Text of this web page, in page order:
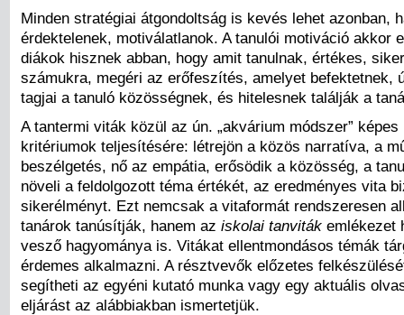
Minden stratégiai átgondoltság is kevés lehet azonban,
érdektelenek, motiválatlanok. A tanulói motiváció akkor
diákok hisznek abban, hogy amit tanulnak, értékes,
számukra, megéri az erőfeszítés, amelyet befektetnek,
tagjai a tanuló közösségnek, és hitelesnek találják a
A tantermi viták közül az ún. „akvárium módszer” képes
kritériumok teljesítésére: létrejön a közös narratíva, a
beszélgetés, nő az empátia, erősödik a közösség, a
növeli a feldolgozott téma értékét, az eredményes vita
sikerélményt. Ezt nemcsak a vitaformát rendszeresen
tanárok tanúsítják, hanem az iskolai tanviták emlékezet
vesző hagyománya is. Vitákat ellentmondásos témák
érdemes alkalmazni. A résztvevők előzetes
segítheti az egyéni kutató munka vagy egy aktuális
eljárást az alábbiakban ismertetjük.